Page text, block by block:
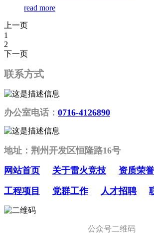
read more
上一页
1
2
下一页
联系方式
办公室电话： 0716-4126890
地址：荆州开发区恒隆路16号
网站首页
关于雷火竞技 资质荣誉
工程项目 党群工作 人才招聘
公众号二维码